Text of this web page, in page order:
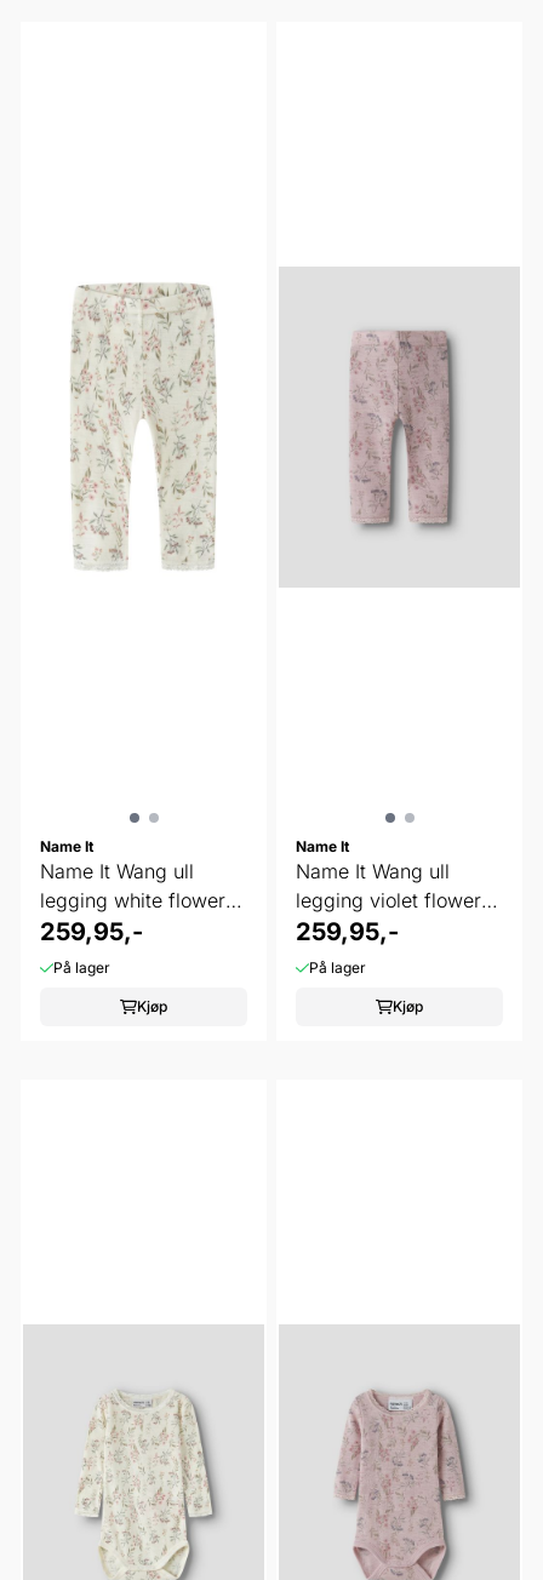
Name It
Name It Wang ull
legging white flowers
and leafs
259,95,-
På lager
Kjøp
Name It
Name It Wang ull
legging violet flowers
and leafs
259,95,-
På lager
Kjøp